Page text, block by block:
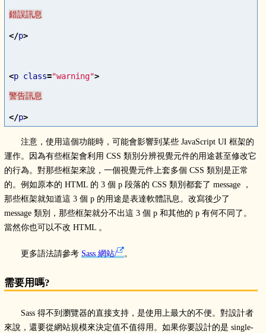
</p>
<p class="warning">
</p>
注意，使用這個功能時，可能會影響到某些 JavaScript UI 框架的
運作。因為有些框架會利用 CSS 類別分辨視覺元件的用途甚至修改它
的行為。對那些框架來說，一個視覺元件上套多個 CSS 類別是正常
的。例如原本的 HTML 的 3 個 p 段落的 CSS 類別都套了 message ，
那些框架就知道這 3 個 p 的用途是表達軟體訊息。改寫後少了
message 類別，那些框架就分不出這 3 個 p 和其他的 p 有何不同了。
當然你也可以不改 HTML 。
更多語法請參考 Sass 網站/ 。
需要用嗎?
Sass 得不到瀏覽器的直接支持，是使用上最大的不便。對設計者
來說，還要從網站規模來決定值不值得用。如果你要設計的是 single-